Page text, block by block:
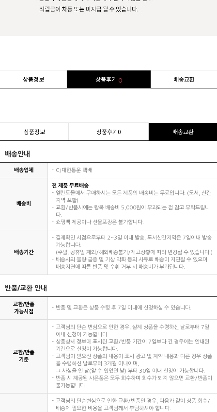
상품정보 상품후기 0 배송교환
상품정보 상품후기0 배송교환
배송안내
배송업체 CJ대한통운 택배
배송비
전 제품 무료배송
엘칸토몰에서 구매하시는 모든 제품의 배송비는 무료입니다. (도서, 산간
지역 포함)
교환/반품시에는 왕복 배송비 5,000원이 부과되는 점 참고 부탁드립니
다.
쇼핑백 제공이나 선물포장은 불가합니다.
배송기간
결제확인 시점으로부터 2~3일 이내 발송, 도서산간지역은 7일이내 발송
가능합니다.
(주말, 공휴일 제외/해외배송불가/재고상황에 따라 변경될 수 있습니다.)
배송사의 물량 급증 및 기상 악화 등의 사유로 배송이 지연될 수 있으며
배송지연에 따른 반품 및 수취 거부 시 배송비가 부과됩니다.
반품/교환 안내
교환/반품
가능시점
반품 및 교환은 상품 수령 후 7일 이내에 신청하실 수 있습니다.
교환/반품
기준
고객님의 단순 변심으로 인한 경우, 실제 상품을 수령하신 날로부터 7일
이내 신청이 가능합니다.
상품상세 정보에 표시된 교환/반품 기간이 7일보다 긴 경우에는 안내된
기간으로 신청이 가능합니다.
고객님이 받으신 상품의 내용이 표시 광고 및 계약 내용과 다른 경우 상품
을 수령하신 날로부터 3개월 이내이며,
그 사실을 안 날(알 수 있었던 날) 부터 30일 이내 신청이 가능합니다.
반품 시 제공된 사은품은 모두 회수하며 회수가 되지 않으면 교환/반품이
불가능합니다.
고객님의 단순변심으로 인한 교환/반품인 경우, 다음과 같이 상품 회수/
배송에 필요한 비용을 고객님께서 부담하셔야 합니다.